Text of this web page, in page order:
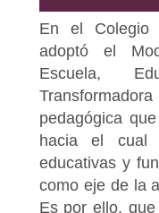
En el Colegio
adoptó el
Escuela,
pedagógica
hacia el cual
educativas y
como eje de la
Es por ello,